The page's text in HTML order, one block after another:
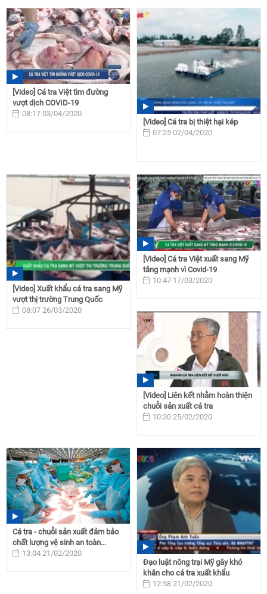
[Video] Cá tra Việt tìm đường
vượt dịch COVID-19
08:17 03/04/2020
[Video] Cá tra bị thiệt hại kép
07:25 02/04/2020
[Video] Xuất khẩu cá tra sang Mỹ
vượt thị trường Trung Quốc
08:07 26/03/2020
[Video] Cá tra Việt xuất sang Mỹ
tăng mạnh vì Covid-19
10:47 17/03/2020
[Video] Liên kết nhằm hoàn thiện
chuỗi sản xuất cá tra
10:30 25/02/2020
Cá tra - chuỗi sản xuất đảm bảo
chất lượng vệ sinh an toàn...
13:04 21/02/2020
Đạo luật nông trại Mỹ gây khó
khăn cho cá tra xuất khẩu
12:58 21/02/2020